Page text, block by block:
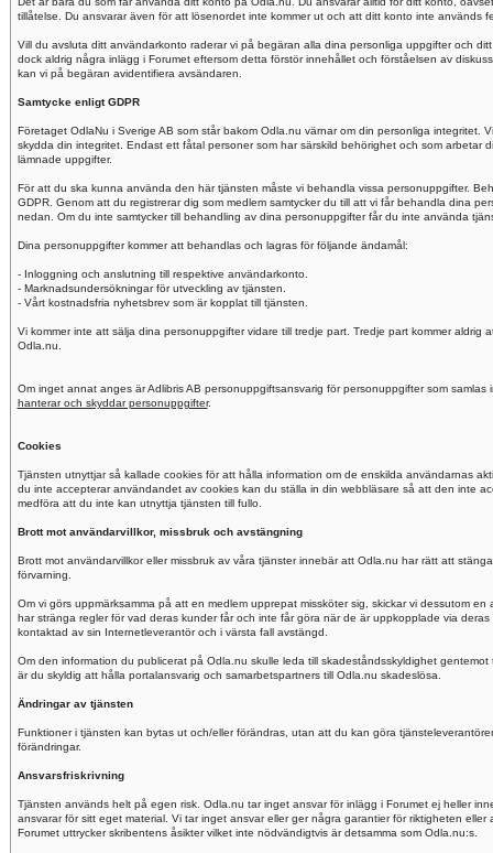
tillåtelse. Du ansvarar även för att lösenordet inte kommer ut och att ditt konto inte används
Vill du avsluta ditt användarkonto raderar vi på begäran alla dina personliga uppgifter och
dock aldrig några inlägg i Forumet eftersom detta förstör innehållet och förståelsen av
kan vi på begäran avidentifiera avsändaren.
Samtycke enligt GDPR
Företaget OdlaNu i Sverige AB som står bakom Odla.nu värnar om din personliga integritet.
skydda din integritet. Endast ett fåtal personer som har särskild behörighet och som arbetar
lämnade uppgifter.
För att du ska kunna använda den här tjänsten måste vi behandla vissa personuppgifter.
GDPR. Genom att du registrerar dig som medlem samtycker du till att vi får behandla dina
nedan. Om du inte samtycker till behandling av dina personuppgifter får du inte använda
Dina personuppgifter kommer att behandlas och lagras för följande ändamål:
- Inloggning och anslutning till respektive användarkonto.
- Marknadsundersökningar för utveckling av tjänsten.
- Vårt kostnadsfria nyhetsbrev som är kopplat till tjänsten.
Vi kommer inte att sälja dina personuppgifter vidare till tredje part. Tredje part kommer aldrig
Odla.nu.
Om inget annat anges är Adlibris AB personuppgiftsansvarig för personuppgifter som
hanterar och skyddar personuppgifter.
Cookies
Tjänsten utnyttjar så kallade cookies för att hålla information om de enskilda användarnas
du inte accepterar användandet av cookies kan du ställa in din webbläsare så att den inte
medföra att du inte kan utnyttja tjänsten till fullo.
Brott mot användarvillkor, missbruk och avstängning
Brott mot användarvillkor eller missbruk av våra tjänster innebär att Odla.nu har rätt att
förvarning.
Om vi görs uppmärksamma på att en medlem upprepat missköter sig, skickar vi dessutom
har stränga regler för vad deras kunder får och inte får göra när de är uppkopplade via
kontaktad av sin Internetleverantör och i värsta fall avstängd.
Om den information du publicerat på Odla.nu skulle leda till skadeståndsskyldighet
är du skyldig att hålla portalansvarig och samarbetspartners till Odla.nu skadeslösa.
Ändringar av tjänsten
Funktioner i tjänsten kan bytas ut och/eller förändras, utan att du kan göra
förändringar.
Ansvarsfriskrivning
Tjänsten används helt på egen risk. Odla.nu tar inget ansvar för inlägg i Forumet ej heller
ansvarar för sitt eget material. Vi tar inget ansvar eller ger några garantier för riktigheten eller
Forumet uttrycker skribentens åsikter vilket inte nödvändigtvis är detsamma som Odla.nu:s.